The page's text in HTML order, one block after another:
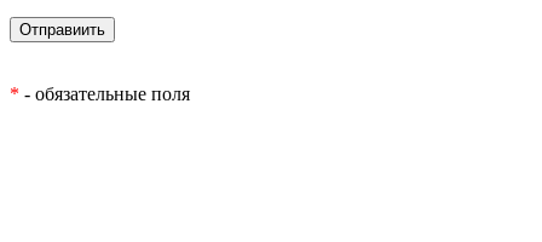
* - обязательные поля